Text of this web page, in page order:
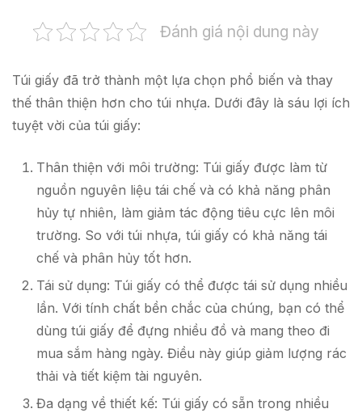
Đánh giá nội dung này
Túi giấy đã trở thành một lựa chọn phổ biến và thay
thế thân thiện hơn cho túi nhựa. Dưới đây là sáu lợi ích
tuyệt vời của túi giấy:
Thân thiện với môi trường: Túi giấy được làm từ
nguồn nguyên liệu tái chế và có khả năng phân
hủy tự nhiên, làm giảm tác động tiêu cực lên môi
trường. So với túi nhựa, túi giấy có khả năng tái
chế và phân hủy tốt hơn.
Tái sử dụng: Túi giấy có thể được tái sử dụng nhiều
lần. Với tính chất bền chắc của chúng, bạn có thể
dùng túi giấy để đựng nhiều đồ và mang theo đi
mua sắm hàng ngày. Điều này giúp giảm lượng rác
thải và tiết kiệm tài nguyên.
Đa dạng về thiết kế: Túi giấy có sẵn trong nhiều